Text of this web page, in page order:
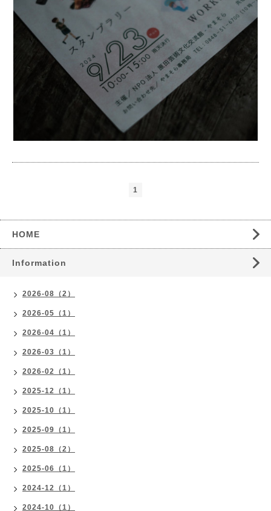
1
HOME
Information
2026-08（2）
2026-05（1）
2026-04（1）
2026-03（1）
2026-02（1）
2025-12（1）
2025-10（1）
2025-09（1）
2025-08（2）
2025-06（1）
2024-12（1）
2024-10（1）